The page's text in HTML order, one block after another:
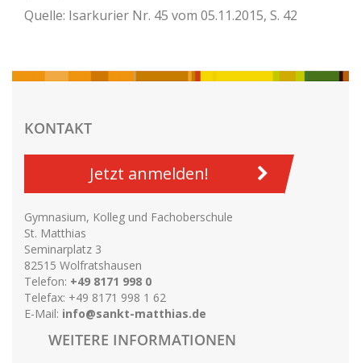
Quelle: Isarkurier Nr. 45 vom 05.11.2015, S. 42
KONTAKT
Jetzt anmelden!
Gymnasium, Kolleg und Fachoberschule
St. Matthias
Seminarplatz 3
82515 Wolfratshausen
Telefon: +49 8171 998 0
Telefax: +49 8171 998 1 62
E-Mail: info@sankt-matthias.de
WEITERE INFORMATIONEN